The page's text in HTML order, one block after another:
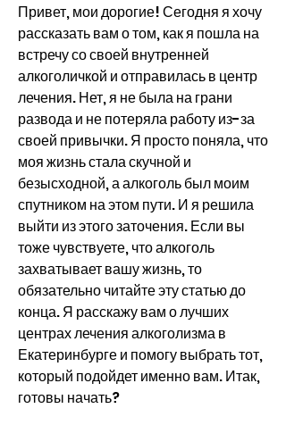
Привет, мои дорогие! Сегодня я хочу
рассказать вам о том, как я пошла на
встречу со своей внутренней
алкоголичкой и отправилась в центр
лечения. Нет, я не была на грани
развода и не потеряла работу из-за
своей привычки. Я просто поняла, что
моя жизнь стала скучной и
безысходной, а алкоголь был моим
спутником на этом пути. И я решила
выйти из этого заточения. Если вы
тоже чувствуете, что алкоголь
захватывает вашу жизнь, то
обязательно читайте эту статью до
конца. Я расскажу вам о лучших
центрах лечения алкоголизма в
Екатеринбурге и помогу выбрать тот,
который подойдет именно вам. Итак,
готовы начать?